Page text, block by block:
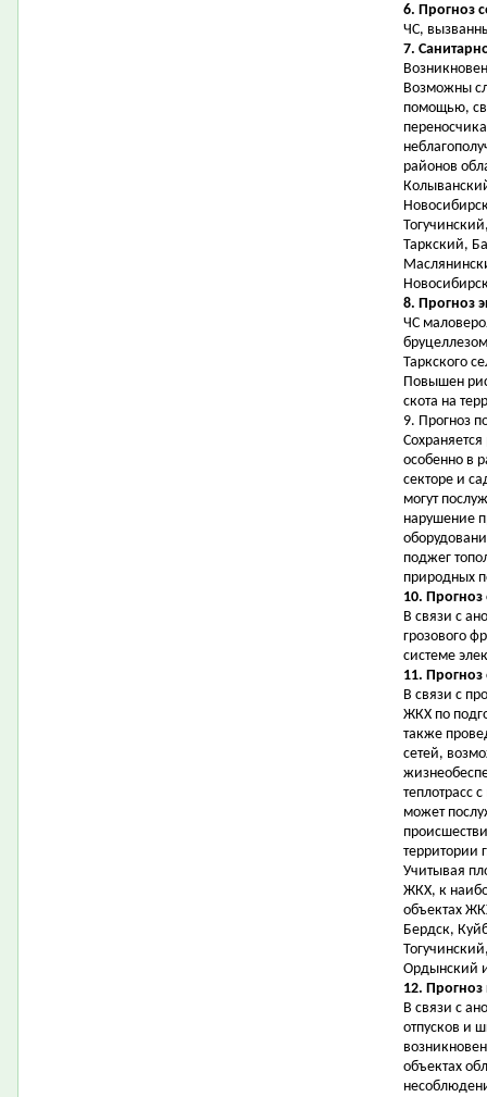
6. Прогноз
ЧС,
7.
Возможны
помощью,
районов
Таркский,
8. Прогноз
ЧС
бруцеллезом
Таркского
Повышен
скота на
9. Прогноз
особенно в
секторе и
могут
нарушение
поджег
природных
10. Прогноз
В связи с
грозового
системе
11.
В связи с
ЖКХ по
также
сетей,
теплотрасс
может
территории
Учитывая
ЖКХ, к
объектах
Бердск,
Ордынский
12.
В связи с
отпусков и
объектах